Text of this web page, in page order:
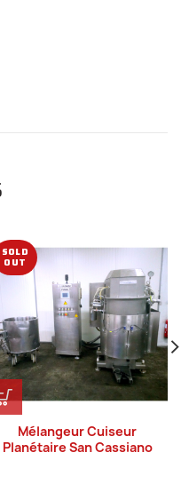
SOLD
OUT
Mélangeur Cuiseur
Planétaire San Cassiano